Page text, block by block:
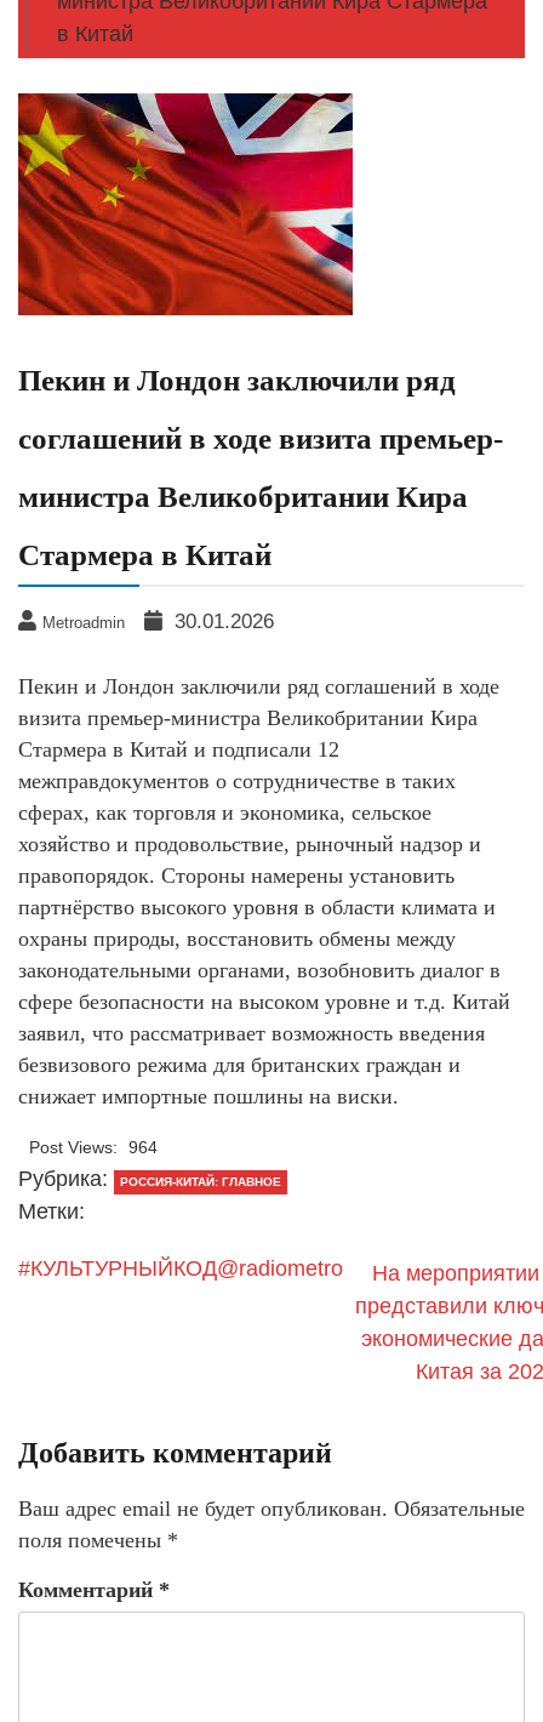
в Китай
Пекин и Лондон заключили ряд
соглашений в ходе визита премьер-
министра Великобритании Кира
Стармера в Китай
Metroadmin 30.01.2026
Пекин и Лондон заключили ряд соглашений в ходе
визита премьер-министра Великобритании Кира
Стармера в Китай и подписали 12
межправдокументов о сотрудничестве в таких
сферах, как торговля и экономика, сельское
хозяйство и продовольствие, рыночный надзор и
правопорядок. Стороны намерены установить
партнёрство высокого уровня в области климата и
охраны природы, восстановить обмены между
законодательными органами, возобновить диалог в
сфере безопасности на высоком уровне и т.д. Китай
заявил, что рассматривает возможность введения
безвизового режима для британских граждан и
снижает импортные пошлины на виски.
Post Views: 964
Рубрика: РОССИЯ-КИТАЙ: ГЛАВНОЕ
Метки:
#КУЛЬТУРНЫЙКОД@radiometro
На
представили
экономические
Китая за
Добавить комментарий
Ваш адрес email не будет опубликован. Обязательные
поля помечены *
Комментарий *